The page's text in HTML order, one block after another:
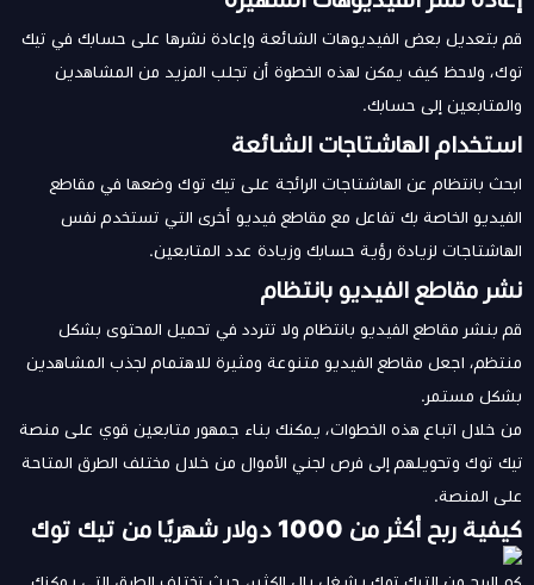
قم بتعديل بعض الفيديوهات الشائعة وإعادة نشرها على حسابك في تيك
توك، ولاحظ كيف يمكن لهذه الخطوة أن تجلب المزيد من المشاهدين
والمتابعين إلى حسابك.
استخدام الهاشتاجات الشائعة
ابحث بانتظام عن الهاشتاجات الرائجة على تيك توك وضعها في مقاطع
الفيديو الخاصة بك تفاعل مع مقاطع فيديو أخرى التي تستخدم نفس
الهاشتاجات لزيادة رؤية حسابك وزيادة عدد المتابعين.
نشر مقاطع الفيديو بانتظام
قم بنشر مقاطع الفيديو بانتظام ولا تتردد في تحميل المحتوى بشكل
منتظم، اجعل مقاطع الفيديو متنوعة ومثيرة للاهتمام لجذب المشاهدين
بشكل مستمر.
من خلال اتباع هذه الخطوات، يمكنك بناء جمهور متابعين قوي على منصة
تيك توك وتحويلهم إلى فرص لجني الأموال من خلال مختلف الطرق المتاحة
على المنصة.
كيفية ربح أكثر من 1000 دولار شهريًا من تيك توك